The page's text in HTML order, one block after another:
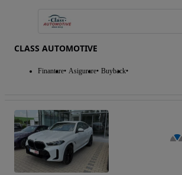
CLASS AUTOMOTIVE
Finantare Asigurare Buyback